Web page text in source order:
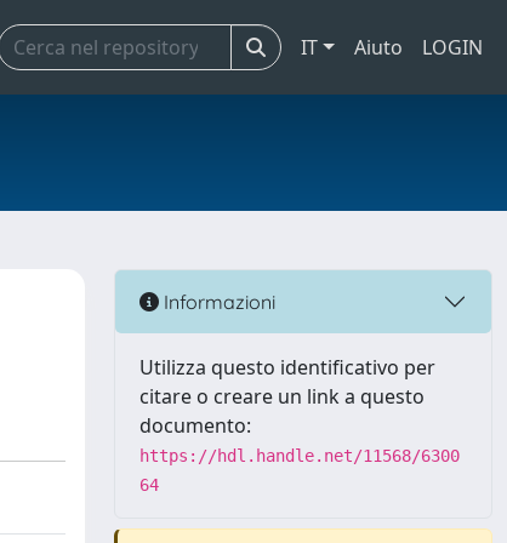
IT Aiuto LOGIN
Informazioni
Utilizza questo identificativo per
citare o creare un link a questo
documento:
https://hdl.handle.net/11568/6300
64